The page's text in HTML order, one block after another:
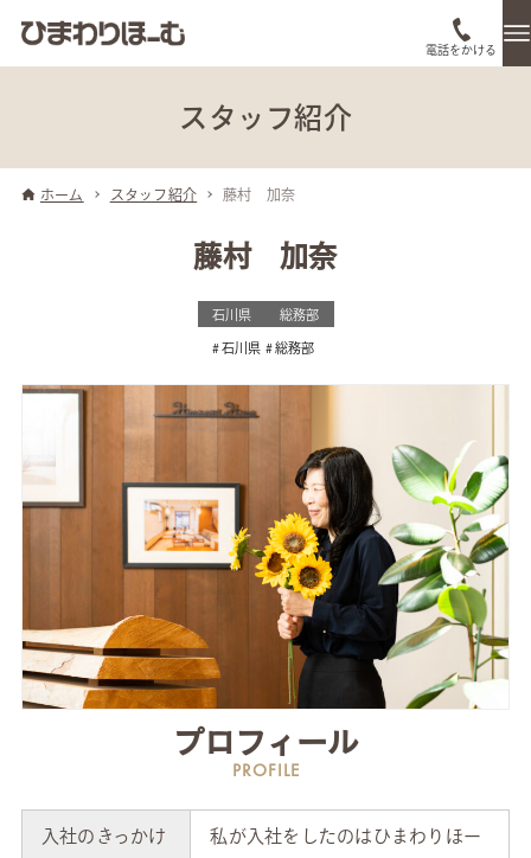
電話をかける
スタッフ紹介
ホーム スタッフ紹介 藤村 加奈
藤村 加奈
石川県 総務部
石川県 総務部
プロフィール
PROFILE
入社のきっかけ
私が入社をしたのはひまわりほー